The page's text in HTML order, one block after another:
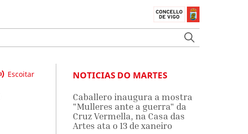
Escoitar NOTICIAS DO MARTES
Caballero inaugura a mostra
"Mulleres ante a guerra" da
Cruz Vermella, na Casa das
Artes ata o 13 de xaneiro